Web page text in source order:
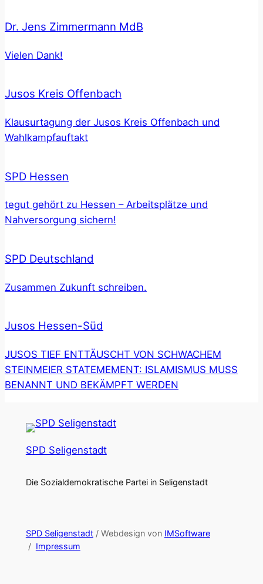
Dr. Jens Zimmermann MdB
Vielen Dank!
Jusos Kreis Offenbach
Klausurtagung der Jusos Kreis Offenbach und
Wahlkampfauftakt
SPD Hessen
tegut gehört zu Hessen – Arbeitsplätze und
Nahversorgung sichern!
SPD Deutschland
Zusammen Zukunft schreiben.
Jusos Hessen-Süd
JUSOS TIEF ENTTÄUSCHT VON SCHWACHEM
STEINMEIER STATEMEMENT: ISLAMISMUS MUSS
BENANNT UND BEKÄMPFT WERDEN
SPD Seligenstadt
Die Sozialdemokratische Partei in Seligenstadt
SPD Seligenstadt/ Webdesign von IMSoftware
/ Impressum